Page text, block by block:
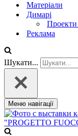
Матеріали
Димарі
Проекти
Реклама
Шукати...
Меню навігації